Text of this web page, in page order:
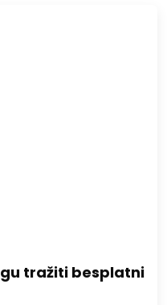
tražiti besplatni